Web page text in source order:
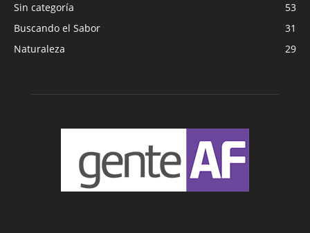
Sin categoría
53
Buscando el Sabor
31
Naturaleza
29